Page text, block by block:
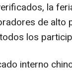
la
de alto
los
interno